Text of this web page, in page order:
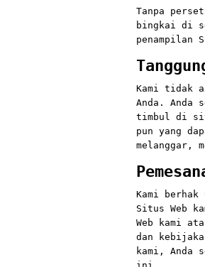
Tanpa
bingkai di
penampilan
Kami tidak
Anda. Anda
timbul di
pun yang
melanggar,
Kami
Situs Web
Web kami
dan
kami, Anda
ini.